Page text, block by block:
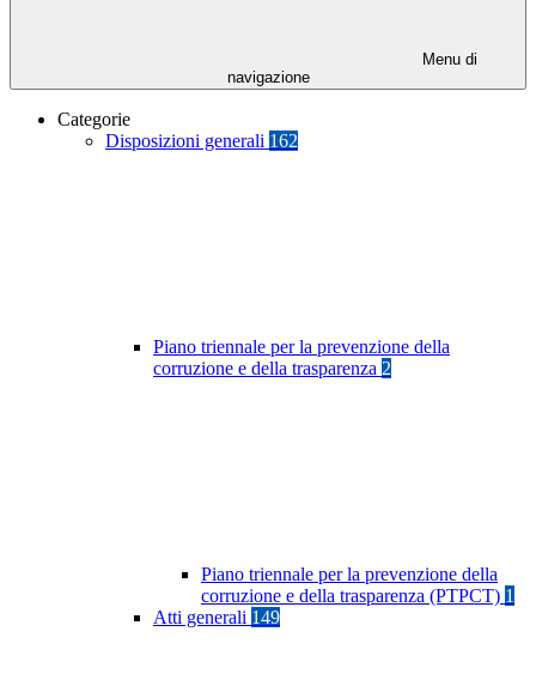
Menu di
navigazione
Categorie
Disposizioni generali 162
Piano triennale per la prevenzione della
corruzione e della trasparenza 2
Piano triennale per la prevenzione della
corruzione e della trasparenza (PTPCT) 1
Atti generali 149